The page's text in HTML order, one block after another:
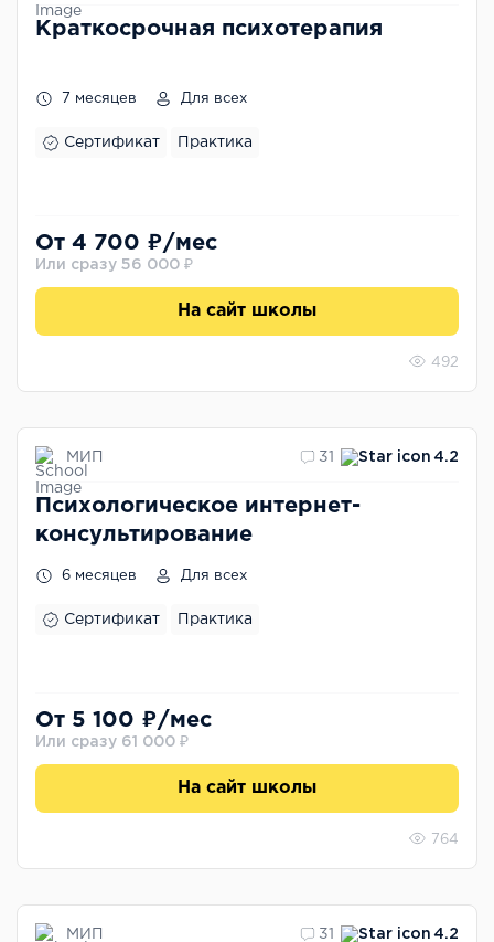
Краткосрочная психотерапия
7 месяцев Для всех
Сертификат Практика
От 4 700 ₽/мес
Или сразу 56 000 ₽
На сайт школы
492
МИП 31 4.2
Психологическое интернет-
консультирование
6 месяцев Для всех
Сертификат Практика
От 5 100 ₽/мес
Или сразу 61 000 ₽
На сайт школы
764
МИП 31 4.2